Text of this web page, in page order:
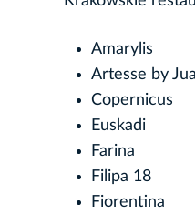
Amarylis
Artesse by
Copernicus
Euskadi
Farina
Filipa 18
Fiorentina